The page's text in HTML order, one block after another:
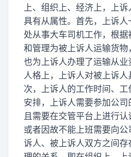
上、组织上、经济上，上
具有从属性。首先，上诉人
处从事大车司机工作，根
和管理为被上诉人运输货物
也为上诉人办理了运输从业
人格上，上诉人对被上诉
次，上诉人的工作时间、工
安排，上诉人需要参加公
且需要在交管平台上进行
或者因故不能上班需要向公
诉人、被上诉人双方之间存